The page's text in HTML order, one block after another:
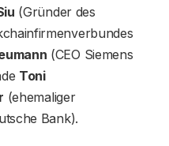
(Gründer des
(CEO Siemens
Toni
(ehemaliger
Bank).